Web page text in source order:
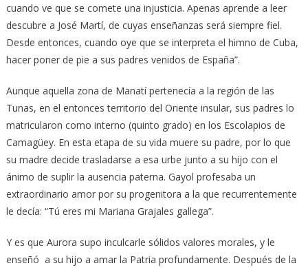
cuando ve que se comete una injusticia. Apenas aprende a leer
descubre a José Martí, de cuyas enseñanzas será siempre fiel.
Desde entonces, cuando oye que se interpreta el himno de Cuba,
hacer poner de pie a sus padres venidos de España”.
Aunque aquella zona de Manatí pertenecía a la región de las
Tunas, en el entonces territorio del Oriente insular, sus padres lo
matricularon como interno (quinto grado) en los Escolapios de
Camagüey. En esta etapa de su vida muere su padre, por lo que
su madre decide trasladarse a esa urbe junto a su hijo con el
ánimo de suplir la ausencia paterna. Gayol profesaba un
extraordinario amor por su progenitora a la que recurrentemente
le decía: “Tú eres mi Mariana Grajales gallega”.
Y es que Aurora supo inculcarle sólidos valores morales, y le
enseñó a su hijo a amar la Patria profundamente. Después de la